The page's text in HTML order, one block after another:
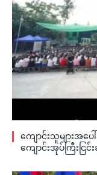
ကျောင်းသူများအ
ကျောင်းအုပ်ကြီးငြ